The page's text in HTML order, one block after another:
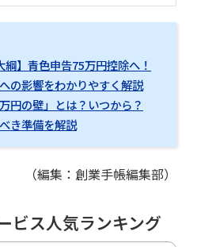
綱】青色申告75万円控除へ！
の影響をわかりやすく解説
円の壁」とは？いつから？
き準備を解説
（編集：創業手帳編集部）
ビス人気ランキング